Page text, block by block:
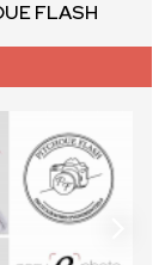
FLASH